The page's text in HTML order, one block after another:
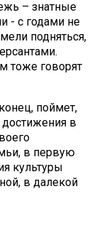
– знатные
- с годами не
подняться,
тоже говорят
поймет,
достижения в
в первую
культуры
в далекой